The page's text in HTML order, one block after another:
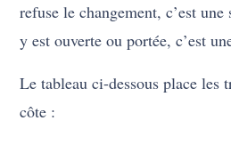
refuse le changement, c’est
y est ouverte ou portée, c’est
Le tableau ci-dessous place les
côte :